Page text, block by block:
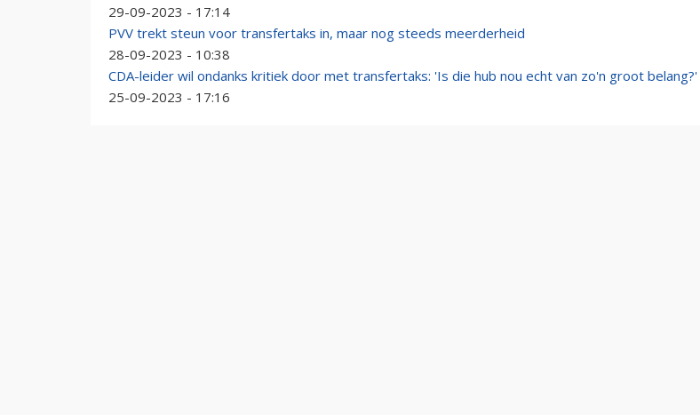
29-09-2023 - 17:14
PVV trekt steun voor transfertaks in, maar nog steeds meerderheid
28-09-2023 - 10:38
CDA-leider wil ondanks kritiek door met transfertaks: 'Is die hub nou echt van zo'n groot belang?'
25-09-2023 - 17:16